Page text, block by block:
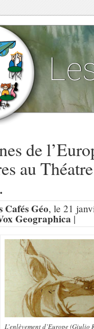
de
au
Cafés Géo, le 21
Geographica |
L’enlèvement d’Europe (Giulio